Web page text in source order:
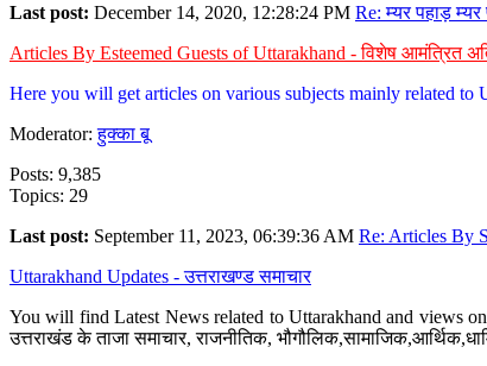
Last post: December 14, 2020, 12:28:24 PM Re: म्यर पहाड़ म्यर
Articles By Esteemed Guests of Uttarakhand - विशेष आमंत्रित
Here you will get articles on various subjects mainly related to
Moderator:हुक्का बू
Posts: 9,385
Topics: 29
Last post: September 11, 2023, 06:39:36 AM Re: Articles By
Uttarakhand Updates - उत्तराखण्ड समाचार
You will find Latest News related to Uttarakhand and views
उत्तराखंड के ताजा समाचार, राजनीतिक,